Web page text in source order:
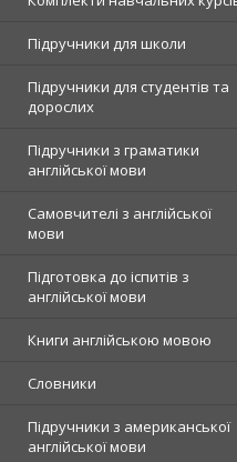
Підручники для школи
Підручники для студентів та
дорослих
Підручники з граматики
англійської мови
Самовчителі з англійської
мови
Підготовка до іспитів з
англійської мови
Книги англійською мовою
Словники
Підручники з американської
англійської мови